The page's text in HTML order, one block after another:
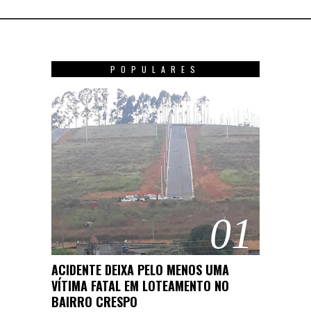
POPULARES
01
ACIDENTE DEIXA PELO MENOS UMA
VÍTIMA FATAL EM LOTEAMENTO NO
BAIRRO CRESPO